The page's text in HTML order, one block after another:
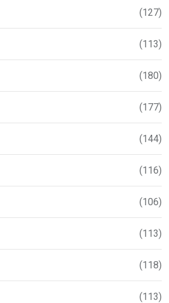
(127)
(113)
(180)
(177)
(144)
(116)
(106)
(113)
(118)
(113)